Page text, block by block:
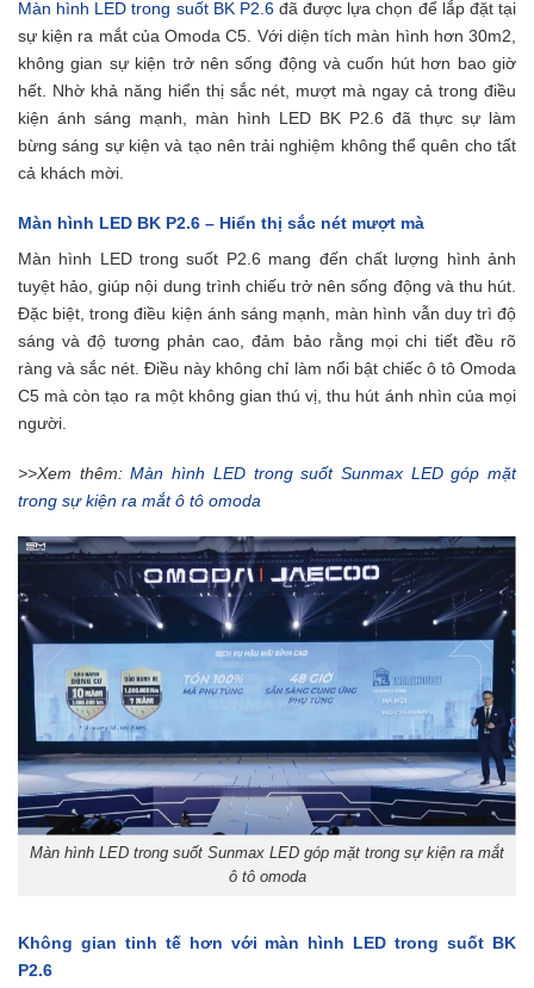
Màn hình LED trong suốt BK P2.6đã được lựa chọn để lắp đặt tại
sự kiện ra mắt của Omoda C5. Với diện tích màn hình hơn 30m2,
không gian sự kiện trở nên sống động và cuốn hút hơn bao giờ
hết. Nhờ khả năng hiển thị sắc nét, mượt mà ngay cả trong điều
kiện ánh sáng mạnh, màn hình LED BK P2.6 đã thực sự làm
bừng sáng sự kiện và tạo nên trải nghiệm không thể quên cho tất
cả khách mời.
Màn hình LED BK P2.6 – Hiển thị sắc nét mượt mà
Màn hình LED trong suốt P2.6 mang đến chất lượng hình ảnh
tuyệt hảo, giúp nội dung trình chiếu trở nên sống động và thu hút.
Đặc biệt, trong điều kiện ánh sáng mạnh, màn hình vẫn duy trì độ
sáng và độ tương phản cao, đảm bảo rằng mọi chi tiết đều rõ
ràng và sắc nét. Điều này không chỉ làm nổi bật chiếc ô tô Omoda
C5 mà còn tạo ra một không gian thú vị, thu hút ánh nhìn của mọi
người.
>>Xem thêm:Màn hình LED trong suốt Sunmax LED góp mặt
trong sự kiện ra mắt ô tô omoda
Màn hình LED trong suốt Sunmax LED góp mặt trong sự kiện ra mắt
ô tô omoda
Không gian tinh tế hơn với màn hình LED trong suốt BK
P2.6